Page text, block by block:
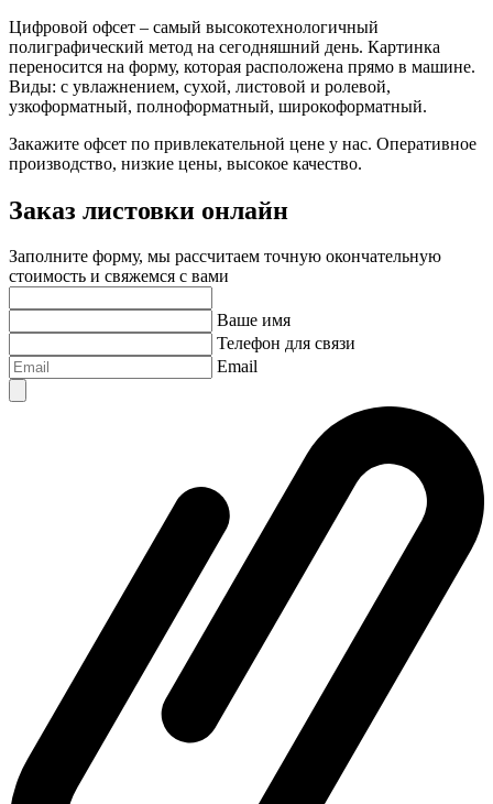
Цифровой офсет – самый высокотехнологичный
полиграфический метод на сегодняшний день. Картинка
переносится на форму, которая расположена прямо в машине.
Виды: с увлажнением, сухой, листовой и ролевой,
узкоформатный, полноформатный, широкоформатный.
Закажите офсет по привлекательной цене у нас. Оперативное
производство, низкие цены, высокое качество.
Заказ листовки онлайн
Заполните форму, мы рассчитаем точную окончательную
стоимость и свяжемся с вами
Ваше имя
Телефон для связи
Email